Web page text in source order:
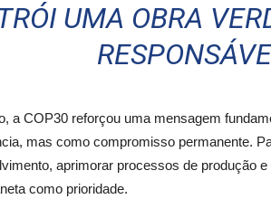
UMA OBRA
a COP30 reforçou uma mensagem
mas como compromisso permanente.
aprimorar processos de produção
como prioridade.